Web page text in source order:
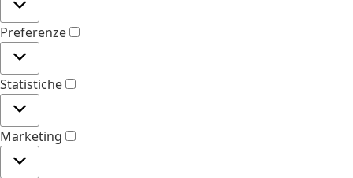
Preferenze
Statistiche
Marketing